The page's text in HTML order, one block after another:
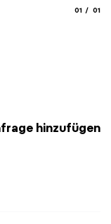
01 01
hinzufügen